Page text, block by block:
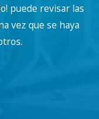
puede revisar las
vez que se haya